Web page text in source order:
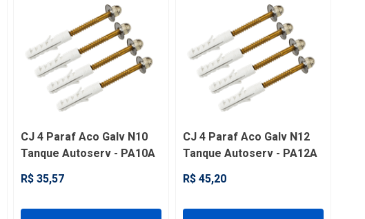
4 5
CJ 4 Paraf Aco Galv N10
Tanque Autoserv - PA10A
R$ 35,57
CJ 4 Paraf Aco Galv N12
Tanque Autoserv - PA12A
R$ 45,20